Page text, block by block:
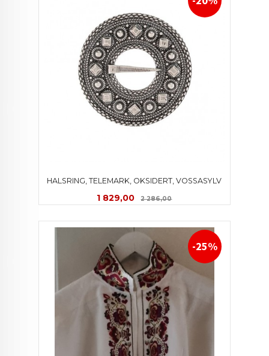
HALSRING, TELEMARK, OKSIDERT, VOSSASYLV
Tilbud
1 829,00 2 286,00Rabatt
-25%